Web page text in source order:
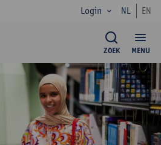
Login NL EN
MENU
ZOEK